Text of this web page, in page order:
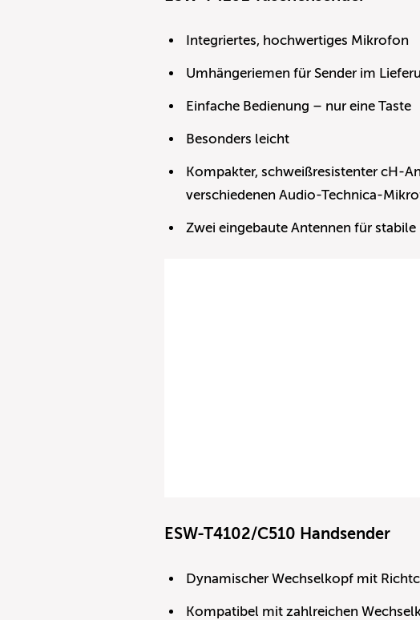
Integriertes, hochwertiges Mikrofon
Umhängeriemen für Sender im
Einfache Bedienung – nur eine Taste
Besonders leicht
Kompakter, schweißresistenter cH-
verschiedenen Audio-Technica-
Zwei eingebaute Antennen für stabile
ESW-T4102/C510 Handsender
Dynamischer Wechselkopf mit
Kompatibel mit zahlreichen